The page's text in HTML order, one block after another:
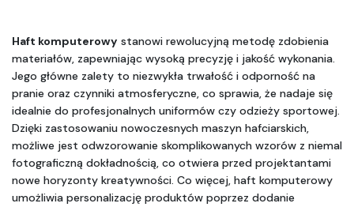
Haft komputerowy stanowi rewolucyjną metodę zdobienia
materiałów, zapewniając wysoką precyzję i jakość wykonania.
Jego główne zalety to niezwykła trwałość i odporność na
pranie oraz czynniki atmosferyczne, co sprawia, że nadaje się
idealnie do profesjonalnych uniformów czy odzieży sportowej.
Dzięki zastosowaniu nowoczesnych maszyn hafciarskich,
możliwe jest odwzorowanie skomplikowanych wzorów z niemal
fotograficzną dokładnością, co otwiera przed projektantami
nowe horyzonty kreatywności. Co więcej, haft komputerowy
umożliwia personalizację produktów poprzez dodanie